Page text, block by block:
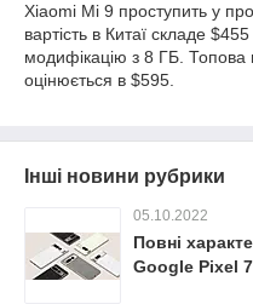
Xiaomi Mi 9 проступить у
вартість в Китаї складе
модифікацію з 8 ГБ. Топова
оцінюється в $595.
Інші новини рубрики
05.10.2022
Повні
Google Pixel